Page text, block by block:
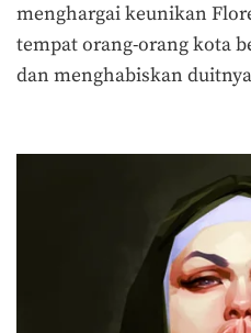
menghargai keunikan
tempat orang-orang kota
dan menghabiskan